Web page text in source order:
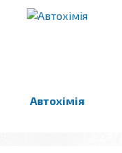
Автохімія